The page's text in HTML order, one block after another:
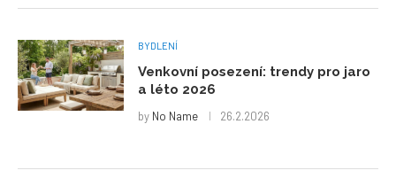
BYDLENÍ
Venkovní posezení: trendy pro jaro
a léto 2026
by No Name 26.2.2026